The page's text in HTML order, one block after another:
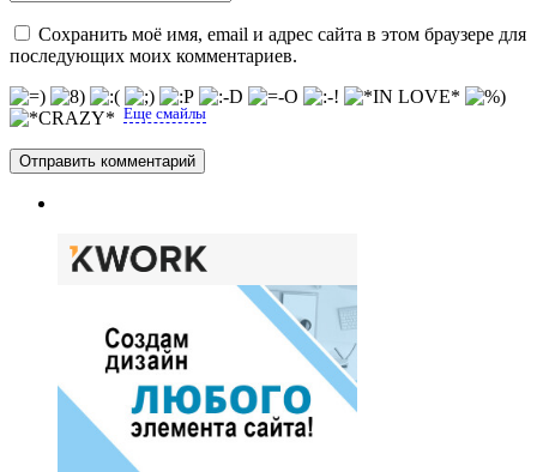
Сохранить моё имя, email и адрес сайта в этом браузере для
последующих моих комментариев.
Еще смайлы